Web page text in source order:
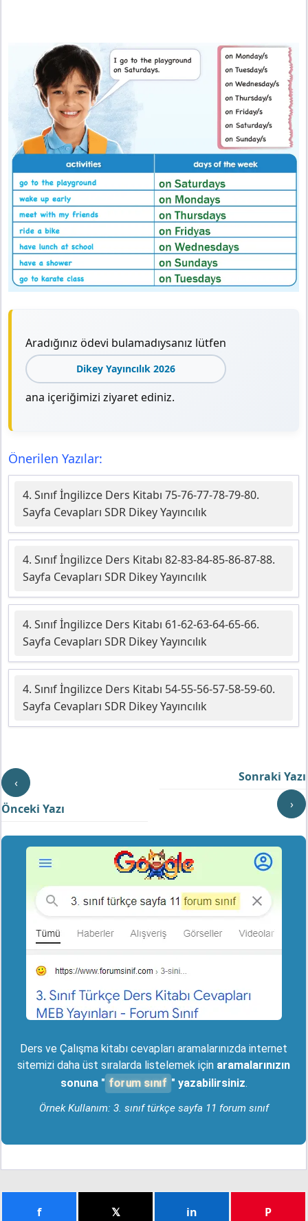
Aradığınız ödevi bulamadıysanız lütfen
Dikey Yayıncılık 2026
ana içeriğimizi ziyaret ediniz.
Önerilen Yazılar:
4. Sınıf İngilizce Ders Kitabı 75-76-77-78-79-80.
Sayfa Cevapları SDR Dikey Yayıncılık
4. Sınıf İngilizce Ders Kitabı 82-83-84-85-86-87-88.
Sayfa Cevapları SDR Dikey Yayıncılık
4. Sınıf İngilizce Ders Kitabı 61-62-63-64-65-66.
Sayfa Cevapları SDR Dikey Yayıncılık
4. Sınıf İngilizce Ders Kitabı 54-55-56-57-58-59-60.
Sayfa Cevapları SDR Dikey Yayıncılık
‹
Önceki Yazı
Sonraki Yazı
›
Ders ve Çalışma kitabı cevapları aramalarınızda internet
sitemizi daha üst sıralarda listelemek için aramalarınızın
sonuna " forum sınıf " yazabilirsiniz.
Örnek Kullanım: 3. sınıf türkçe sayfa 11 forum sınıf
f 𝕏 in P